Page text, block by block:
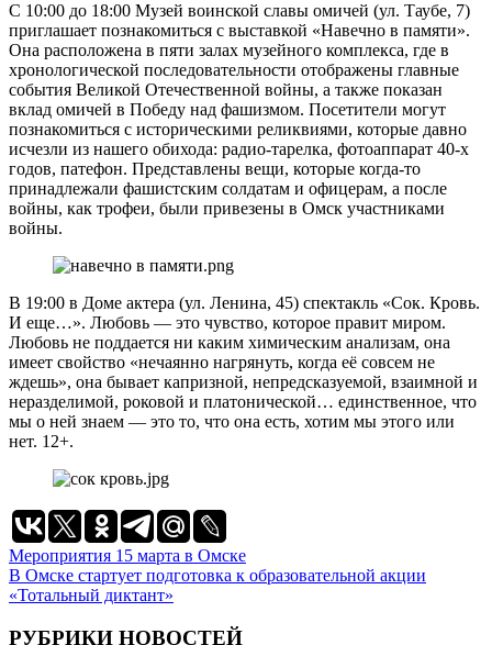
С 10:00 до 18:00 Музей воинской славы омичей (ул. Таубе, 7)
приглашает познакомиться с выставкой «Навечно в памяти».
Она расположена в пяти залах музейного комплекса, где в
хронологической последовательности отображены главные
события Великой Отечественной войны, а также показан
вклад омичей в Победу над фашизмом. Посетители могут
познакомиться с историческими реликвиями, которые давно
исчезли из нашего обихода: радио-тарелка, фотоаппарат 40-х
годов, патефон. Представлены вещи, которые когда-то
принадлежали фашистским солдатам и офицерам, а после
войны, как трофеи, были привезены в Омск участниками
войны.
В 19:00 в Доме актера (ул. Ленина, 45) спектакль «Сок. Кровь.
И еще…». Любовь — это чувство, которое правит миром.
Любовь не поддается ни каким химическим анализам, она
имеет свойство «нечаянно нагрянуть, когда её совсем не
ждешь», она бывает капризной, непредсказуемой, взаимной и
неразделимой, роковой и платонической… единственное, что
мы о ней знаем — это то, что она есть, хотим мы этого или
нет. 12+.
Навигация
по
Мероприятия 15 марта в Омске
В Омске стартует подготовка к образовательной акции
«Тотальный диктант»
РУБРИКИ НОВОСТЕЙ